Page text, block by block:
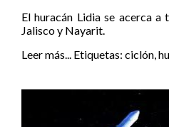
El huracán Lidia se acerca
Jalisco y Nayarit.
Leer más... Etiquetas: ciclón,